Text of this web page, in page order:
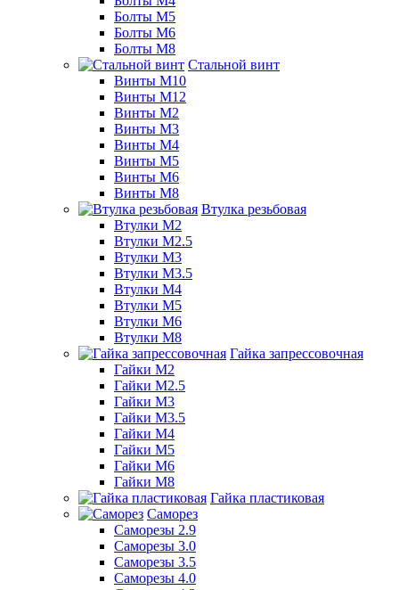
Болты М5
Болты М6
Болты М8
Стальной винт
Винты М10
Винты М12
Винты М2
Винты М3
Винты М4
Винты М5
Винты М6
Винты М8
Втулка резьбовая
Втулки М2
Втулки М2.5
Втулки М3
Втулки М3.5
Втулки М4
Втулки М5
Втулки М6
Втулки М8
Гайка запрессовочная
Гайки М2
Гайки М2.5
Гайки М3
Гайки М3.5
Гайки М4
Гайки М5
Гайки М6
Гайки М8
Гайка пластиковая
Саморез
Саморезы 2.9
Саморезы 3.0
Саморезы 3.5
Саморезы 4.0